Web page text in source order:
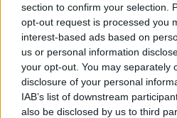
section to confirm your selection.
opt-out request is processed you
interest-based ads based on
us or personal information
your opt-out. You may separately
disclosure of your personal
IAB’s list of downstream
also be disclosed by us to third
Falcon 9 vynesl satelit Amos 17,
Eutelsat 7C vynesen raketou Ariane
Jamal 601 vynesen nosnou raketou
Reklama
Pracovní nabídky